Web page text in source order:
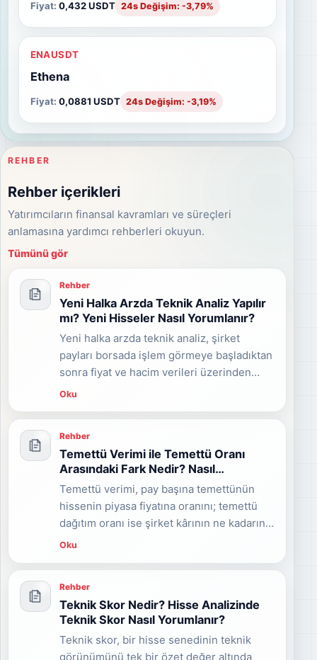
Fiyat: 0,432 USDT 24s Değişim: -3,79%
ENAUSDT
Ethena
Fiyat: 0,0881 USDT 24s Değişim: -3,19%
REHBER
Rehber içerikleri
Yatırımcıların finansal kavramları ve süreçleri
anlamasına yardımcı rehberleri okuyun.
Tümünü gör
Rehber
Yeni Halka Arzda Teknik Analiz Yapılır
mı? Yeni Hisseler Nasıl Yorumlanır?
Yeni halka arzda teknik analiz, şirket
payları borsada işlem görmeye başladıktan
sonra fiyat ve hacim verileri üzerinden
yapılabilir. Ancak kısa işlem geçmişi
ortalamalar, destek-direnç, volatilite ve
teknik skor gibi göstergeler ilk günlerde
sınırlı veya yanıltıcı olabilir. Yeni halka arz
hissesi analiz edilirken fiyat keşfi, hacim,
likidite, fiili dolaşım, izahname, fiyat tespit
raporu ve risk yönetimi birlikte
değerlendirilmelidir.
Oku
Rehber
Temettü Verimi ile Temettü Oranı
Arasındaki Fark Nedir? Nasıl
Hesaplanır?
Temettü verimi, pay başına temettünün
hissenin piyasa fiyatına oranını; temettü
dağıtım oranı ise şirket kârının ne kadarının
ortaklara dağıtıldığını gösterir. KAP'ta
nominal değere göre hesaplanan ayrı bir
yüzdedir. Bu rehberde temettü verimi,
dağıtım oranı ve KAP temettü oranı
arasındaki farkları formüller ve örneklerle
öğrenebilirsiniz.
Oku
Rehber
Teknik Skor Nedir? Hisse Analizinde
Teknik Skor Nasıl Yorumlanır?
Teknik skor, bir hisse senedinin teknik
görünümünü tek bir özet değer altında